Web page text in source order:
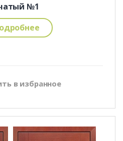
№1
в избранное